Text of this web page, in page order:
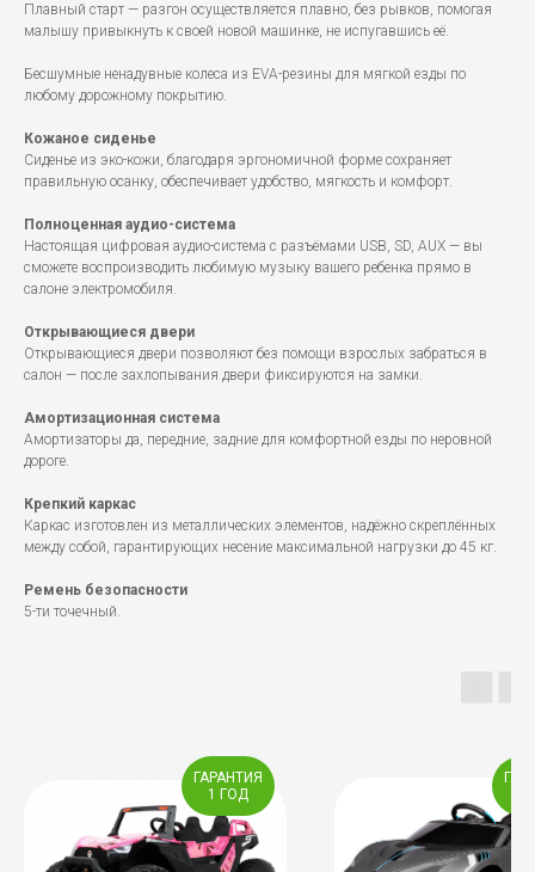
Плавный старт — разгон осуществляется плавно, без рывков, помогая
малышу привыкнуть к своей новой машинке, не испугавшись её.
Бесшумные ненадувные колеса из EVA-резины для мягкой езды по
любому дорожному покрытию.
Кожаное сиденье
Сиденье из эко-кожи, благодаря эргономичной форме сохраняет
правильную осанку, обеспечивает удобство, мягкость и комфорт.
Полноценная аудио-система
Настоящая цифровая аудио-система с разъёмами USB, SD, AUX — вы
сможете воспроизводить любимую музыку вашего ребенка прямо в
салоне электромобиля.
Открывающиеся двери
Открывающиеся двери позволяют без помощи взрослых забраться в
салон — после захлопывания двери фиксируются на замки.
Амортизационная система
Амортизаторы да, передние, задние для комфортной езды по неровной
дороге.
Крепкий каркас
Каркас изготовлен из металлических элементов, надёжно скреплённых
между собой, гарантирующих несение максимальной нагрузки до 45 кг.
Ремень безопасности
5-ти точечный.
ГАРАНТИЯ
1 ГОД